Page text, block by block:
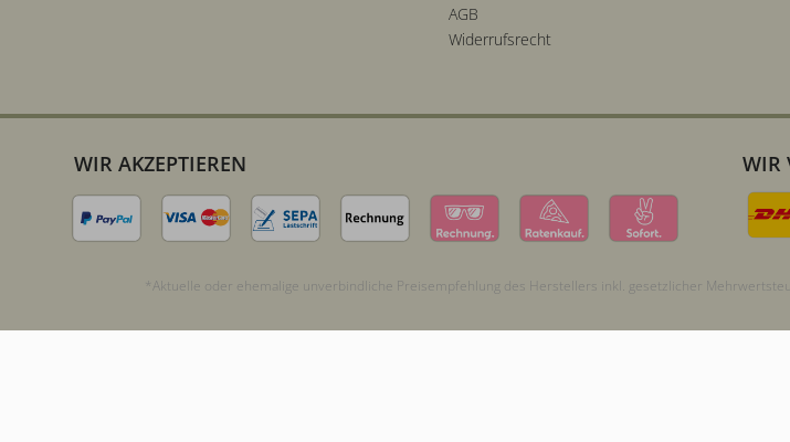
AGB
Widerrufsrecht
WIR AKZEPTIEREN WIR
*Aktuelle oder ehemalige unverbindliche Preisempfehlung des Herstellers inkl. gesetzlicher